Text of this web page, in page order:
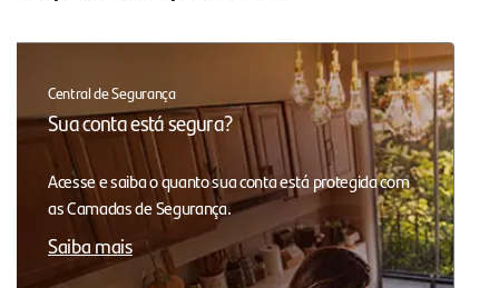
Central de Segurança
Sua conta está segura?
Acesse e saiba o quanto sua conta está protegida com
as Camadas de Segurança.
Saiba mais